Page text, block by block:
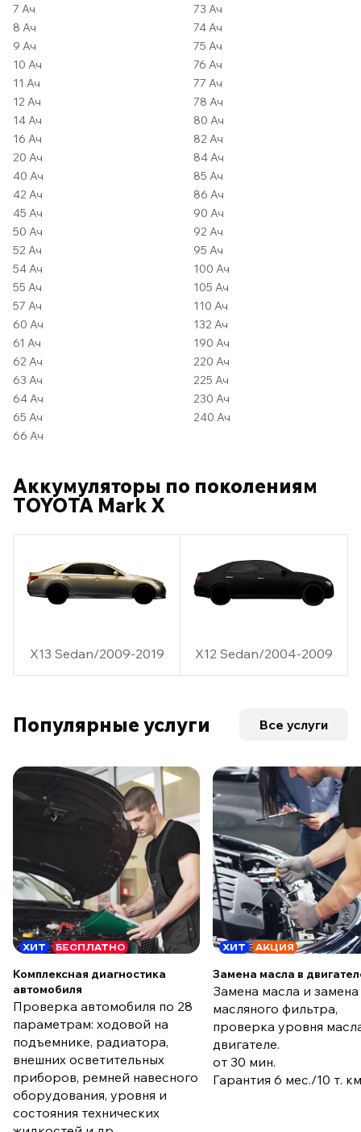
7 Ач
8 Ач
9 Ач
10 Ач
11 Ач
12 Ач
14 Ач
16 Ач
20 Ач
40 Ач
42 Ач
45 Ач
50 Ач
52 Ач
54 Ач
55 Ач
57 Ач
60 Ач
61 Ач
62 Ач
63 Ач
64 Ач
65 Ач
66 Ач
73 Ач
74 Ач
75 Ач
76 Ач
77 Ач
78 Ач
80 Ач
82 Ач
84 Ач
85 Ач
86 Ач
90 Ач
92 Ач
95 Ач
100 Ач
105 Ач
110 Ач
132 Ач
190 Ач
220 Ач
225 Ач
230 Ач
240 Ач
Аккумуляторы по поколениям
TOYOTA Mark X
X13 Sedan/2009-2019 X12 Sedan/2004-2009
Популярные услуги Все услуги
ХИТ БЕСПЛАТНО
Комплексная диагностика
автомобиля
Проверка автомобиля по 28
параметрам: ходовой на
подъемнике, радиатора,
внешних осветительных
приборов, ремней навесного
оборудования, уровня и
состояния технических
ХИТ АКЦИЯ
Замена масла в
Замена масла и замена
масляного фильтра,
проверка уровня
двигателе.
от 30 мин.
Гарантия 6 мес./10 т.